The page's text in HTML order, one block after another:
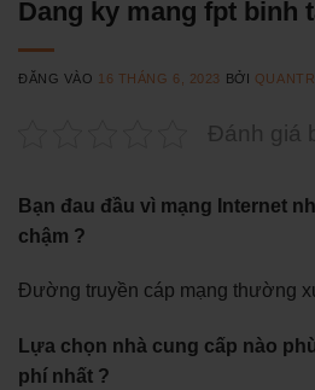
Dang ky mang fpt binh
ĐĂNG VÀO 16 THÁNG 6, 2023 BỞI
Đánh giá
Bạn đau đầu vì mạng Internet
chậm ?
Đường truyền cáp mạng thường
Lựa chọn nhà cung cấp nào
phí nhất ?